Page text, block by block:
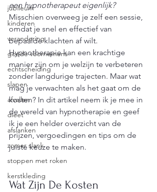
jubileum
kinderen
verandering
goede voornemens
echtscheiding
slapen
afvallen
dieet
afslanken
zomer slank
stoppen met roken
kerstkleding
een hypnotherapeut eigenlijk?
Misschien overweeg je zelf een sessie,
omdat je snel en effectief van
bepaalde klachten af wilt.
Hypnotherapie kan een krachtige
manier zijn om je welzijn te verbeteren
zonder langdurige trajecten. Maar wat
mag je verwachten als het gaat om de
kosten? In dit artikel neem ik je mee in
de wereld van hypnotherapie en geef
ik je een helder overzicht van de
prijzen, vergoedingen en tips om de
juiste keuze te maken.
Wat Zijn De Kosten